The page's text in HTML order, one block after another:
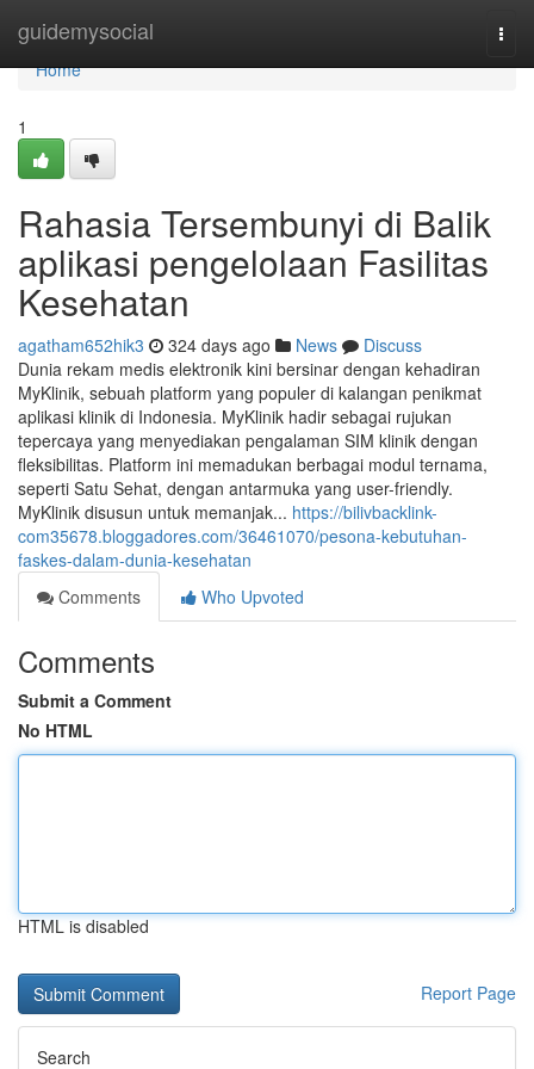
guidemysocial
Home
Home
1
Rahasia Tersembunyi di Balik
aplikasi pengelolaan Fasilitas
Kesehatan
agatham652hik3 324 days ago News
Discuss
Dunia rekam medis elektronik kini bersinar dengan kehadiran
MyKlinik, sebuah platform yang populer di kalangan penikmat
aplikasi klinik di Indonesia. MyKlinik hadir sebagai rujukan
tepercaya yang menyediakan pengalaman SIM klinik dengan
fleksibilitas. Platform ini memadukan berbagai modul ternama,
seperti Satu Sehat, dengan antarmuka yang user-friendly.
MyKlinik disusun untuk memanjak... https://bilivbacklink-
com35678.bloggadores.com/36461070/pesona-kebutuhan-
faskes-dalam-dunia-kesehatan
Comments
Who Upvoted
Comments
Submit a Comment
No HTML
HTML is disabled
Report Page
Search